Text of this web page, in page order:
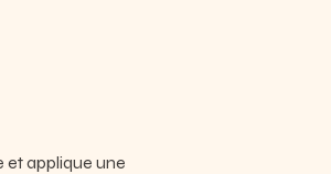
et applique une